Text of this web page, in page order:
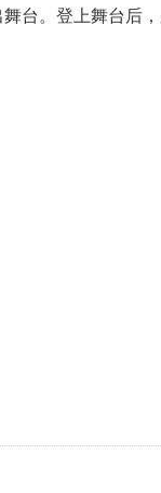
台。登上舞台后